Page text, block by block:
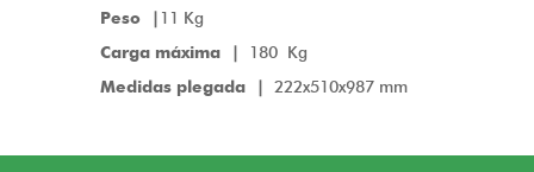
Peso | 11 Kg
Carga máxima |
180 Kg
Medidas plegada |
222x510x987 mm